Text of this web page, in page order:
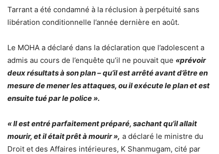
Tarrant a été condamné à la réclusion à perpétuité sans
libération conditionnelle l’année dernière en août.
Le MOHA a déclaré dans la déclaration que l’adolescent a
admis au cours de l’enquête qu’il ne pouvait que «prévoir
deux résultats à son plan – qu’il est arrêté avant d’être en
mesure de mener les attaques, ou il exécute le plan et est
ensuite tué par le police ».
« Il est entré parfaitement préparé, sachant qu’il allait
mourir, et il était prêt à mourir », a déclaré le ministre du
Droit et des Affaires intérieures, K Shanmugam, cité par